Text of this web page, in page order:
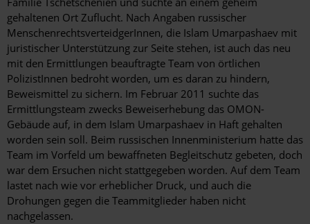
gehaltenen Ort Zuflucht. Nach Angaben russischer
MenschenrechtsverteidgerInnen, die Islam Umarpashaev mit
juristischer Unterstützung zur Seite stehen, ist auch das neu
mit den Ermittlungen beauftragte Team von örtlichen
PolizistInnen bedroht worden, um es daran zu hindern,
Beweismittel zu sichern. Im Februar 2011 suchte das
Ermittlungsteam zwecks Beweiserhebung das OMON-
Gebäude auf, in dem Islam Umarpashaev in Haft gehalten
worden sein soll. Beim russischen Innenministerium hatte das
Team im Vorfeld um bewaffneten Begleitschutz gebeten, doch
war dem Ersuchen nicht stattgegeben worden. Auf dem Team
lastet nach wie vor erheblicher Druck, und auch die
Drohungen gegen die Teammitglieder haben nicht
nachgelassen.